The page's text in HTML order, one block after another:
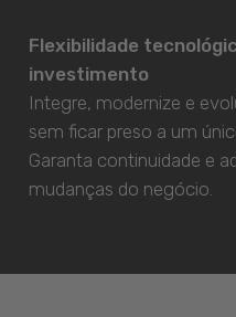
Flexibilidade
investimento
Integre, modernize e
sem ficar preso a um
Garanta continuidade e
mudanças do negócio.